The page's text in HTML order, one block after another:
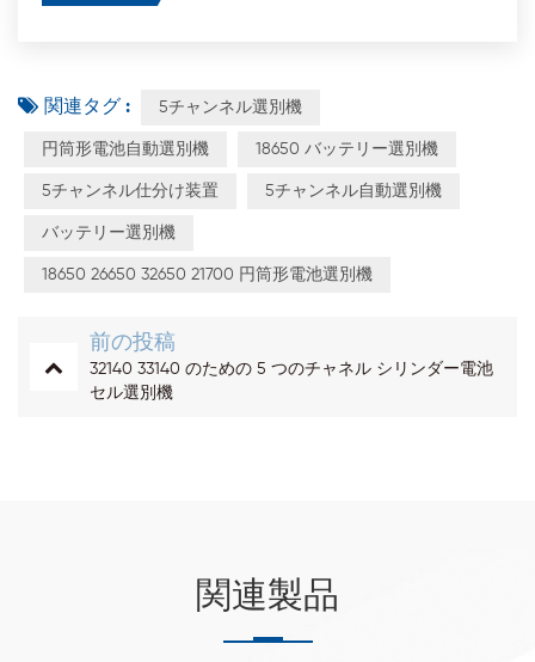
関連タグ : 5チャンネル選別機
円筒形電池自動選別機 18650 バッテリー選別機
5チャンネル仕分け装置 5チャンネル自動選別機
バッテリー選別機
18650 26650 32650 21700 円筒形電池選別機
前の投稿
32140 33140 のための 5 つのチャネル シリンダー電池
セル選別機
関連製品